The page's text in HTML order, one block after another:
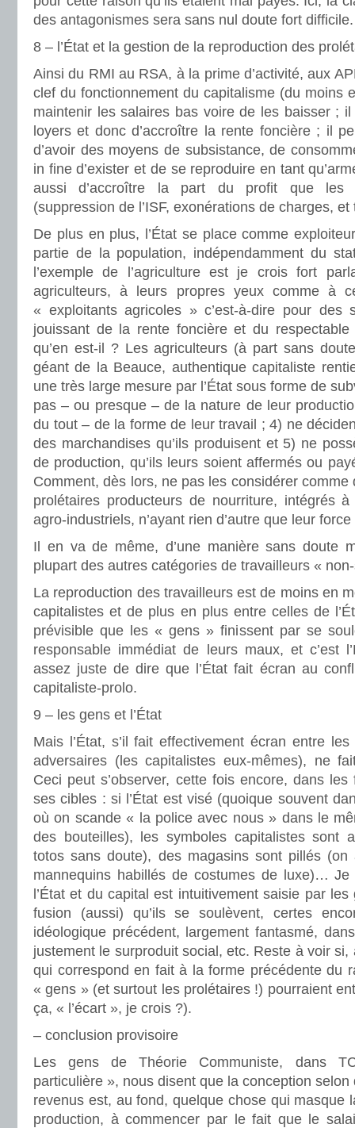
des antagonismes sera sans nul doute fort difficile.
8 – l’État et la gestion de la reproduction des
Ainsi du RMI au RSA, à la prime d’activité, aux
clef du fonctionnement du capitalisme (du moins
maintenir les salaires bas voire de les baisser ; il
loyers et donc d’accroître la rente foncière ; il
d’avoir des moyens de subsistance, de
in fine d’exister et de se reproduire en tant
aussi d’accroître la part du profit que les
(suppression de l’ISF, exonérations de charges,
De plus en plus, l’État se place comme
partie de la population, indépendamment du
l’exemple de l’agriculture est je crois fort
agriculteurs, à leurs propres yeux comme à
« exploitants agricoles » c’est-à-dire pour des
jouissant de la rente foncière et du
qu’en est-il ? Les agriculteurs (à part sans
géant de la Beauce, authentique capitaliste
une très large mesure par l’État sous forme de
pas – ou presque – de la nature de leur
du tout – de la forme de leur travail ; 4) ne
des marchandises qu’ils produisent et 5) ne
de production, qu’ils leurs soient affermés ou
Comment, dès lors, ne pas les considérer comme
prolétaires producteurs de nourriture, intégrés
agro-industriels, n’ayant rien d’autre que leur
Il en va de même, d’une manière sans doute
plupart des autres catégories de travailleurs «
La reproduction des travailleurs est de moins en
capitalistes et de plus en plus entre celles de
prévisible que les « gens » finissent par se
responsable immédiat de leurs maux, et c’est
assez juste de dire que l’État fait écran au
capitaliste-prolo.
9 – les gens et l’État
Mais l’État, s’il fait effectivement écran entre
adversaires (les capitalistes eux-mêmes), ne
Ceci peut s’observer, cette fois encore, dans
ses cibles : si l’État est visé (quoique souvent
où on scande « la police avec nous » dans le
des bouteilles), les symboles capitalistes sont
totos sans doute), des magasins sont pillés
mannequins habillés de costumes de luxe)…
l’État et du capital est intuitivement saisie par
fusion (aussi) qu’ils se soulèvent, certes
idéologique précédent, largement fantasmé,
justement le surproduit social, etc. Reste à voir
qui correspond en fait à la forme précédente du
« gens » (et surtout les prolétaires !) pourraient
ça, « l’écart », je crois ?).
– conclusion provisoire
Les gens de Théorie Communiste, dans
particulière », nous disent que la conception
revenus est, au fond, quelque chose qui masque
production, à commencer par le fait que le